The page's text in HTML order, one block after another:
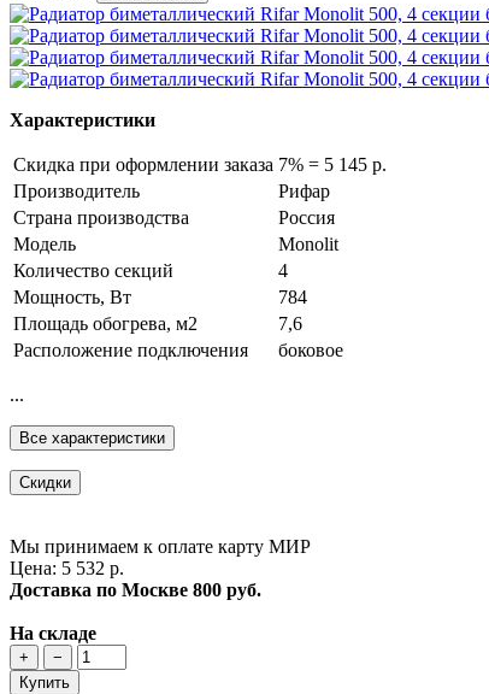
Характеристики
Скидка при оформлении заказа 7% = 5 145 р.
Производитель
Рифар
Страна производства
Россия
Модель
Monolit
Количество секций
4
Мощность, Вт
784
Площадь обогрева, м2
7,6
Расположение подключения
боковое
...
Все характеристики
Скидки
Мы принимаем к оплате карту МИР
Цена: 5 532 р.
Доставка по Москве 800 руб.
На складе
+
−
Купить